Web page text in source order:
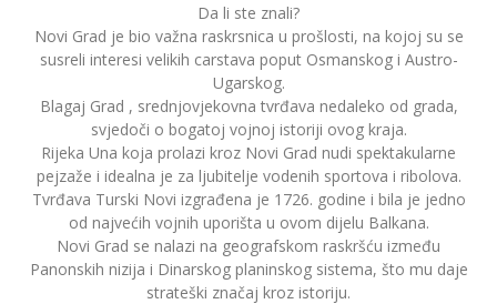
Da li ste znali?
Novi Grad je bio važna raskrsnica u prošlosti, na kojoj su se
susreli interesi velikih carstava poput Osmanskog i Austro-
Ugarskog.
Blagaj Grad , srednjovjekovna tvrđava nedaleko od grada,
svjedoči o bogatoj vojnoj istoriji ovog kraja.
Rijeka Una koja prolazi kroz Novi Grad nudi spektakularne
pejzaže i idealna je za ljubitelje vodenih sportova i ribolova.
Tvrđava Turski Novi izgrađena je 1726. godine i bila je jedno
od najvećih vojnih uporišta u ovom dijelu Balkana.
Novi Grad se nalazi na geografskom raskršću između
Panonskih nizija i Dinarskog planinskog sistema, što mu daje
strateški značaj kroz istoriju.